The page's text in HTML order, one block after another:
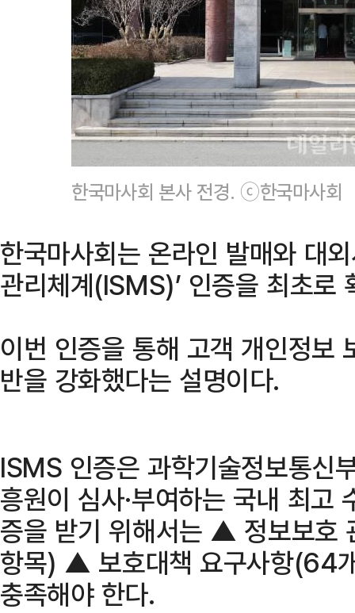
한국마사회 본사 전경. ⓒ한국마사회
한국마사회는 온라인 발매와 대
관리체계(ISMS)’ 인증을 최초로
이번 인증을 통해 고객 개인정보
반을 강화했다는 설명이다.
ISMS 인증은 과학기술정보통신
흥원이 심사·부여하는 국내 최고
증을 받기 위해서는 ▲ 정보보호
항목) ▲ 보호대책 요구사항(64
충족해야 한다.